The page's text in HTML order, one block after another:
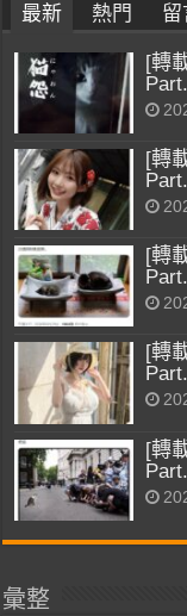
最新 熱門 留
[轉
[轉
[轉
[轉
[轉
彙整